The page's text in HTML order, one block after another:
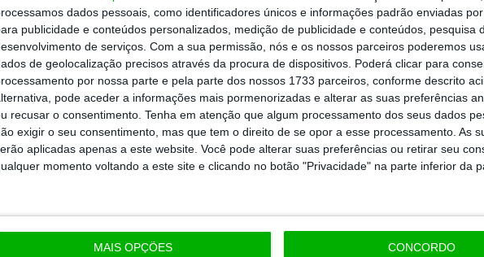
dados pessoais, como identificadores únicos e informações padrão enviadas
publicidade e conteúdos personalizados, medição de publicidade e conteúdos, pesquisa
de serviços. Com a sua permissão, nós e os nossos parceiros poderemos
de geolocalização precisos através da procura de dispositivos. Poderá clicar para
por nossa parte e pela parte dos nossos 1733 parceiros, conforme descrito
pode aceder a informações mais pormenorizadas e alterar as suas preferências
recusar o consentimento. Tenha em atenção que algum processamento dos seus dados
exigir o seu consentimento, mas que tem o direito de se opor a esse processamento. As
aplicadas apenas a este website. Você pode alterar suas preferências ou retirar seu
momento voltando a este site e clicando no botão "Privacidade" na parte inferior da
MAIS OPÇÕES CONCORDO
que conta, às reportagens e especiais que
lado da história.
é uma forma de apoiar o ECO e os seus
contrapartida é o jornalismo independente,
Veja todos os planos